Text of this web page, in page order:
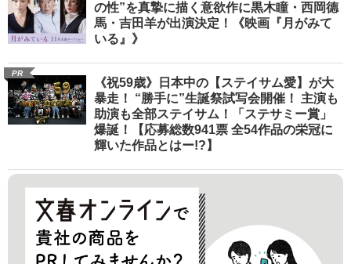
の性”を真摯に描く意欲作に黒木瞳・西岡德
馬・吉田羊が出演決定！《映画『月がみて
いる』》
PR
《祝59歳》日本中の【ステイサム愛】が大
暴走！ “勝手に”生誕祭試写会開催！ 主演も
助演も全部ステイサム！「ステサミー賞」
爆誕！【応募総数941票 全54作品の栄冠に
輝いた作品とはー!?】